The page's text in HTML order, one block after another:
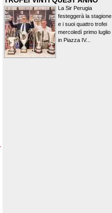
La Sir Perugia
festeggerà la stagione
e i suoi quattro trofei
mercoledì primo luglio
in Piazza IV...